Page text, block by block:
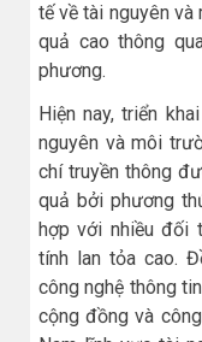
tế về tài nguyên
quả cao thông
phương.
Hiện nay, triển
nguyên và môi
chí truyền thông
quả bởi phương
hợp với nhiều đối
tính lan tỏa cao.
công nghệ thông
cộng đồng và